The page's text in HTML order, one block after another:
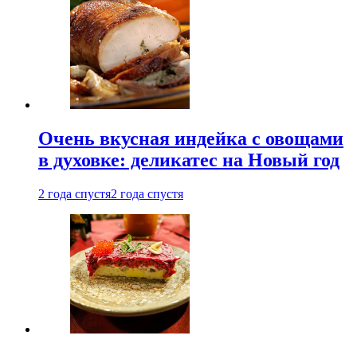
Очень вкусная индейка с овощами
в духовке: деликатес на Новый год
2 года спустя2 года спустя